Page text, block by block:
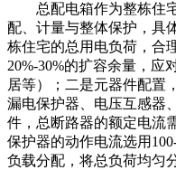
总配电箱作为整栋住
配、计量与整体保护，具
栋住宅的总用电负荷，合
20%-30%的扩容余量，应
居等）；二是元器件配置
漏电保护器、电压互感器
件，总断路器的额定电流
保护器的动作电流选用
负载分配，将总负荷均匀